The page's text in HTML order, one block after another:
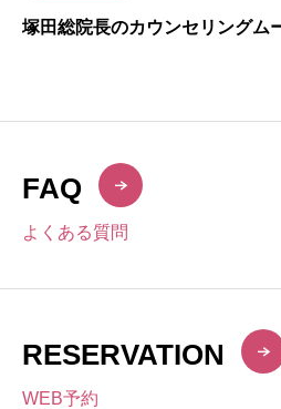
塚田総院長のカウンセリングム
FAQ
よくある質問
RESERVATION
WEB予約